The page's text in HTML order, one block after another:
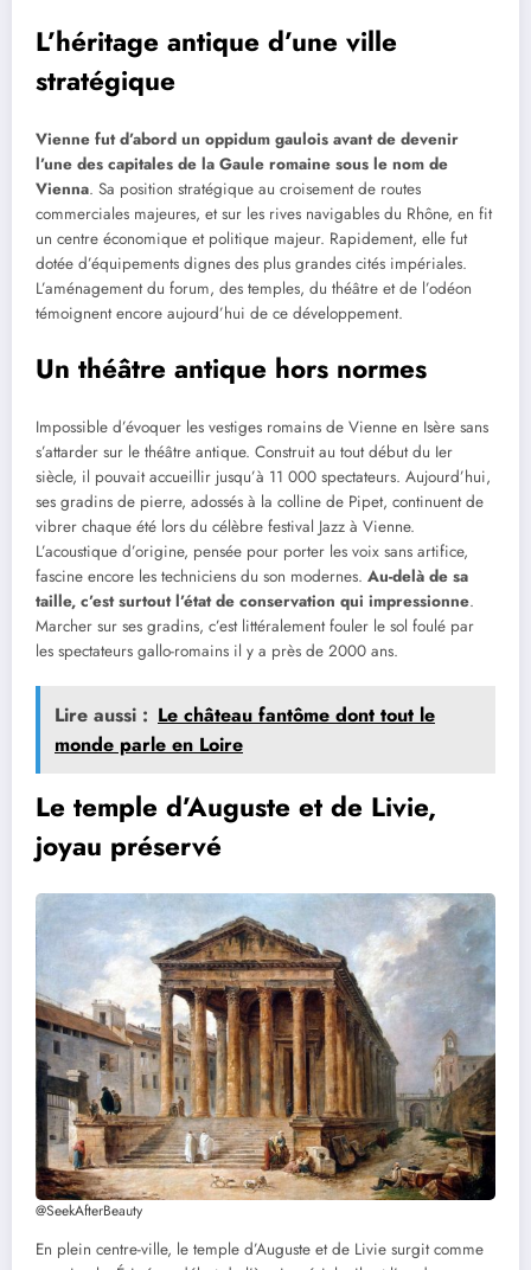
L’héritage antique d’une ville
stratégique
Vienne fut d’abord un oppidum gaulois avant de devenir
l’une des capitales de la Gaule romaine sous le nom de
Vienna. Sa position stratégique au croisement de routes
commerciales majeures, et sur les rives navigables du Rhône, en fit
un centre économique et politique majeur. Rapidement, elle fut
dotée d’équipements dignes des plus grandes cités impériales.
L’aménagement du forum, des temples, du théâtre et de l’odéon
témoignent encore aujourd’hui de ce développement.
Un théâtre antique hors normes
Impossible d’évoquer les vestiges romains de Vienne en Isère sans
s’attarder sur le théâtre antique. Construit au tout début du Ier
siècle, il pouvait accueillir jusqu’à 11 000 spectateurs. Aujourd’hui,
ses gradins de pierre, adossés à la colline de Pipet, continuent de
vibrer chaque été lors du célèbre festival Jazz à Vienne.
L’acoustique d’origine, pensée pour porter les voix sans artifice,
fascine encore les techniciens du son modernes. Au-delà de sa
taille, c’est surtout l’état de conservation qui impressionne.
Marcher sur ses gradins, c’est littéralement fouler le sol foulé par
les spectateurs gallo-romains il y a près de 2000 ans.
Lire aussi : Le château fantôme dont tout le
monde parle en Loire
Le temple d’Auguste et de Livie,
joyau préservé
@SeekAfterBeauty
En plein centre-ville, le temple d’Auguste et de Livie surgit comme